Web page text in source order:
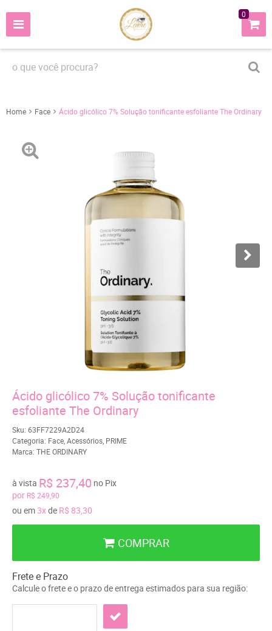
0
Home Face Ácido glicólico 7% Solução tonificante esfoliante The Ordinary
Ácido glicólico 7% Solução tonificante
esfoliante The Ordinary
Sku: 63FF7229A2D24
Categoria: Face Acessórios PRIME
Marca: THE ORDINARY
por R$ 249,90
à vista R$ 237,40 no Pix
ou em3xde R$ 83,30
COMPRAR
Frete e Prazo
Calcule o frete e o prazo de entrega estimados para sua região: